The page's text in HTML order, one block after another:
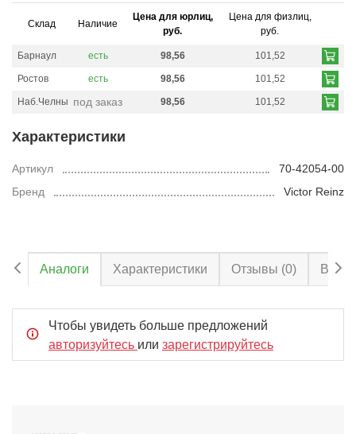
Характеристики
Артикул
70-42054-00
Бренд
Victor Reinz
Склад Наличие
Цена для юрлиц,
руб.
Цена для физлиц,
руб.
Барнаул есть 98,56 101,52
Ростов есть 98,56 101,52
Наб.Челны под заказ 98,56 101,52
Аналоги Характеристики Отзывы (0)
Чтобы увидеть больше предложений
авторизуйтесь или зарегистрируйтесь